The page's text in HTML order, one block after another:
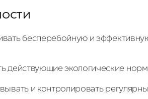
бесперебойную и
действующие экологические
и контролировать